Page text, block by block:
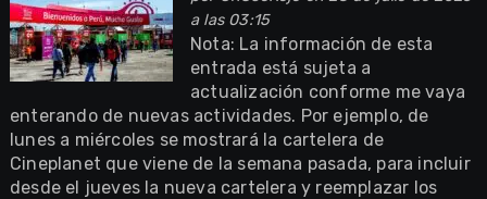
a las 03:15
Nota: La información de esta
entrada está sujeta a
actualización conforme me vaya
enterando de nuevas actividades. Por ejemplo, de
lunes a miércoles se mostrará la cartelera de
Cineplanet que viene de la semana pasada, para incluir
desde el jueves la nueva cartelera y reemplazar los